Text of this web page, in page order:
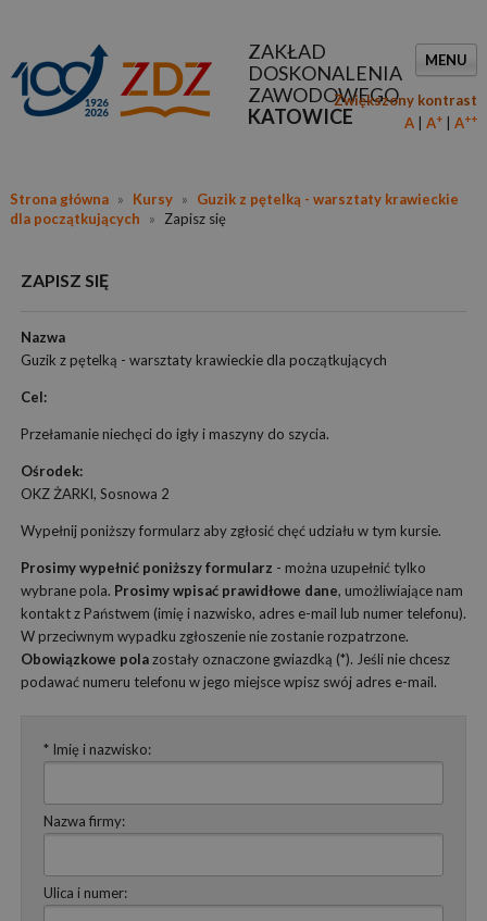
ZAKŁAD
DOSKONALENIA
ZAWODOWEGO
KATOWICE
MENU
Zwiększony kontrast
A
A+ A++
Strona główna » Kursy »
Guzik z pętelką - warsztaty krawieckie
dla początkujących
» Zapisz się
ZAPISZ SIĘ
Nazwa
Guzik z pętelką - warsztaty krawieckie dla początkujących
Cel:
Przełamanie niechęci do igły i maszyny do szycia.
Ośrodek:
OKZ ŻARKI, Sosnowa 2
Wypełnij poniższy formularz aby zgłosić chęć udziału w tym kursie.
Prosimy wypełnić poniższy formularz - można uzupełnić tylko
wybrane pola. Prosimy wpisać prawidłowe dane, umożliwiające nam
kontakt z Państwem (imię i nazwisko, adres e-mail lub numer telefonu).
W przeciwnym wypadku zgłoszenie nie zostanie rozpatrzone.
Obowiązkowe polazostały oznaczone gwiazdką (*). Jeśli nie chcesz
podawać numeru telefonu w jego miejsce wpisz swój adres e-mail.
* Imię i nazwisko:
Nazwa firmy:
Ulica i numer: